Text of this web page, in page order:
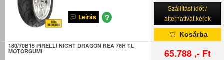
Leírás ?
Szállítási időt /
alternatívát kérek
Kosárba
180/70B15 PIRELLI NIGHT DRAGON REA 76H TL
MOTORGUMI 65.788 ,- Ft